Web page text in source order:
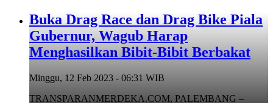
Buka Drag Race dan Drag Bike Piala
Gubernur, Wagub Harap
Menghasilkan Bibit-Bibit Berbakat
Minggu, 12 Feb 2023 - 06:31 WIB
TRANSPARANMERDEKA.COM, PALEMBANG –